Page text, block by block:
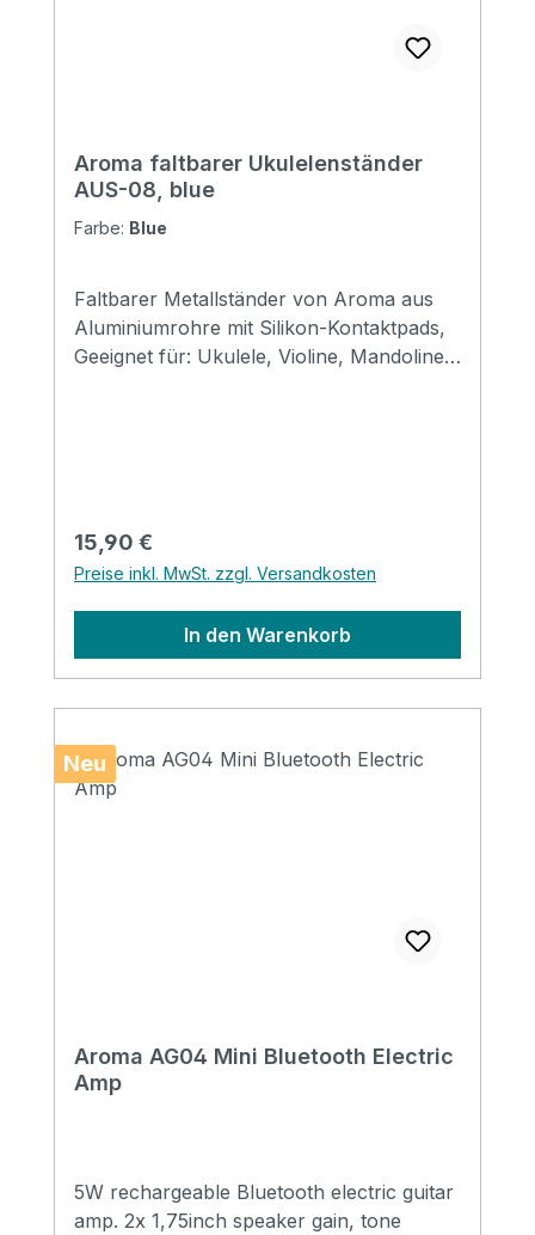
Aroma faltbarer Ukulelenständer
AUS-08, blue
Farbe: Blue
Faltbarer Metallständer von Aroma aus
Aluminiumrohre mit Silikon-Kontaktpads,
Geeignet für: Ukulele, Violine, Mandoline
Regulärer Preis:
15,90 €
Preise inkl. MwSt. zzgl. Versandkosten
In den Warenkorb
Neu
Aroma AG04 Mini Bluetooth Electric
Amp
5W rechargeable Bluetooth electric guitar
amp. 2x 1,75inch speaker gain, tone